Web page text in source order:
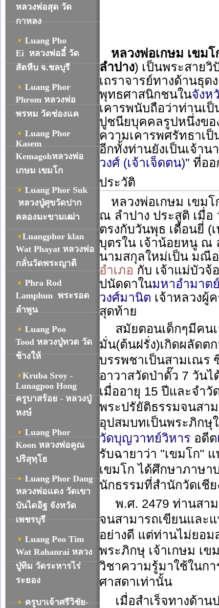
หลวงพ่อสุด วัด
กาหลง
Luang Pho
Ei หลวงพ่ออี๋ วัด
สัตหีบ จ.ชลบุรี
Luang Phor
Phrom หลวงพ่อ
พรหม วัดช่องแค
Luang Phor
Kasem
Kemagohหลวงพ่อ
เกษม เขมโก
Luang Phor Suk
หลวงปู่ศุขวัดปาก
คลองมะขามเฒ่า
Luangphor klan
Wat Phayat หลวงพ่อ
กลั่นวัดพระญาติ
Phra Rod
Lamphun พระรอด
ลำพูน
Luang Poo
Tood หลวงปู่ทวด วัด
ช้างให้
Kruba Sroy -
Lunagpoo Hong
ครูบาสร้อย - หลวงปู่
หงษ์
Luang Phor
Koon หลวงพ่อคูณ
ปริสุทฺโธ
Luang Phor Dang
หลวงพ่อแดง วัดเขา
บันไดอิฐ จังหวัด
เพชรบุรี
Luang Poo Tim
Wat Rahanrai หลวง
ปู่ทิม วัดระหารไร่
ระยอง
ครูบาเจ้าศรีวิชัย-
หลวงพ่อเกษม เขมโ
ลำปาง) เป็นพระสายวิ
เถราจารย์ทางด้านธุด
พุทธศาสนิกชนในจังห
เคารพนับถือว่าท่านเป็
ปูชนียบุคคลรูปหนึ่งขอ
ความเคารพศรัทธาเ
อีกทั้งท่านยังเป็นเจ้าน
วงศ์ (เจ้าเจ็ดตน)" ที่อ
ประวัติ
หลวงพ่อเกษม เขม
ณ ลำปาง ประสูติ เมื่อ
ตรงกับวันพุธ เดือนยี่ (
บุตรใน เจ้าน้อยหนู ณ
นามสกุลใหม่เป็น มณี
อำเภอ กับ เจ้าแม่บัวจ้
ปนัดดาในมหาอำมาต
วงศ์มานิต เจ้าหลวงผู้
สุดท้าย
สมัยตอนเด็กๆมีคน
มั่น(ต้นฝรั่ง)เกิดผลัดต
บรรพชาเป็นสามเณร
อาวาสวัดป่าดั๊ว 7 วัน
เมื่ออายุ 15 ปีและจำ
พระปรัยัติธรรมจนสา
อุปสมบทเป็นพระภิก
วัดบุญวาทย์วิหาร อดีต
รับฉายาว่า "เขมโก"
เขมโก ได้ศึกษาภาษ
นักธรรมที่สำนักวัดเชีย
พ.ศ. 2479 ท่านสา
จนสามารถเขียนและ
อย่างดี แต่ท่านไม่ยอม
พระภิกษุ เจ้าเกษม เข
วิชาความรู้มาใช้ในก
ศาสดาเท่านั้น
เมื่อสำเร็จทางด้า